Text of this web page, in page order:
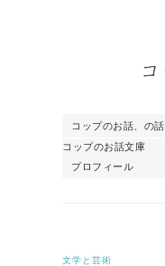
コップのお話、の話
コップのお話文庫
プロフィール
文学と芸術